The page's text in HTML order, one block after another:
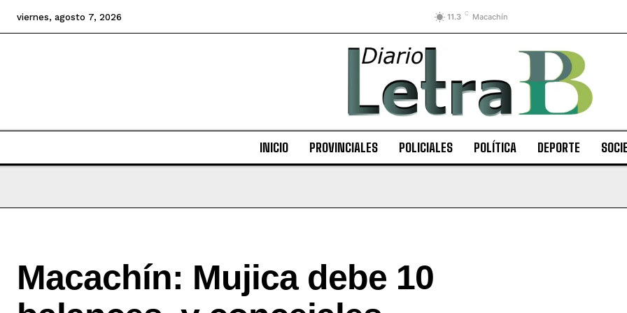
viernes, agosto 7, 2026 11.3 C Macachín
INICIO PROVINCIALES POLICIALES POLÍTICA DEPORTE
Macachín: Mujica debe 10